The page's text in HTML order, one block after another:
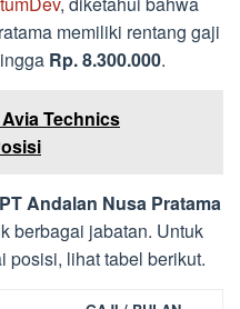
memiliki rentang gaji
Rp. 8.300.000.
Technics
Andalan Nusa Pratama
berbagai jabatan. Untuk
posisi, lihat tabel berikut.